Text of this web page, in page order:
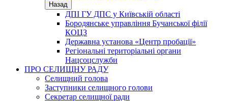
Назад
ДПІ ГУ ДПС у Київській області
Бородянське управління Бучанської філії
КОЦЗ
Державна установа «Центр пробації»
Регіональні територіальні органи
Нацсоцслужби
ПРО СЕЛИЩНУ РАДУ
Селищний голова
Заступники селищного голови
Секретар селищної ради